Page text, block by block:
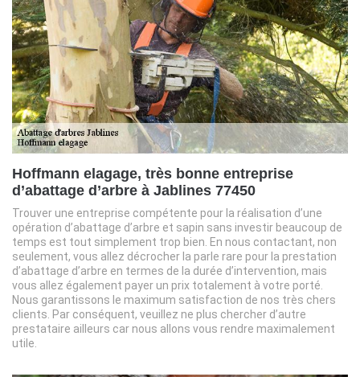
Hoffmann elagage, très bonne entreprise
d’abattage d’arbre à Jablines 77450
Trouver une entreprise compétente pour la réalisation d’une
opération d’abattage d’arbre et sapin sans investir beaucoup de
temps est tout simplement trop bien. En nous contactant, non
seulement, vous allez décrocher la parle rare pour la prestation
d’abattage d’arbre en termes de la durée d’intervention, mais
vous allez également payer un prix totalement à votre porté.
Nous garantissons le maximum satisfaction de nos très chers
clients. Par conséquent, veuillez ne plus chercher d’autre
prestataire ailleurs car nous allons vous rendre maximalement
utile.